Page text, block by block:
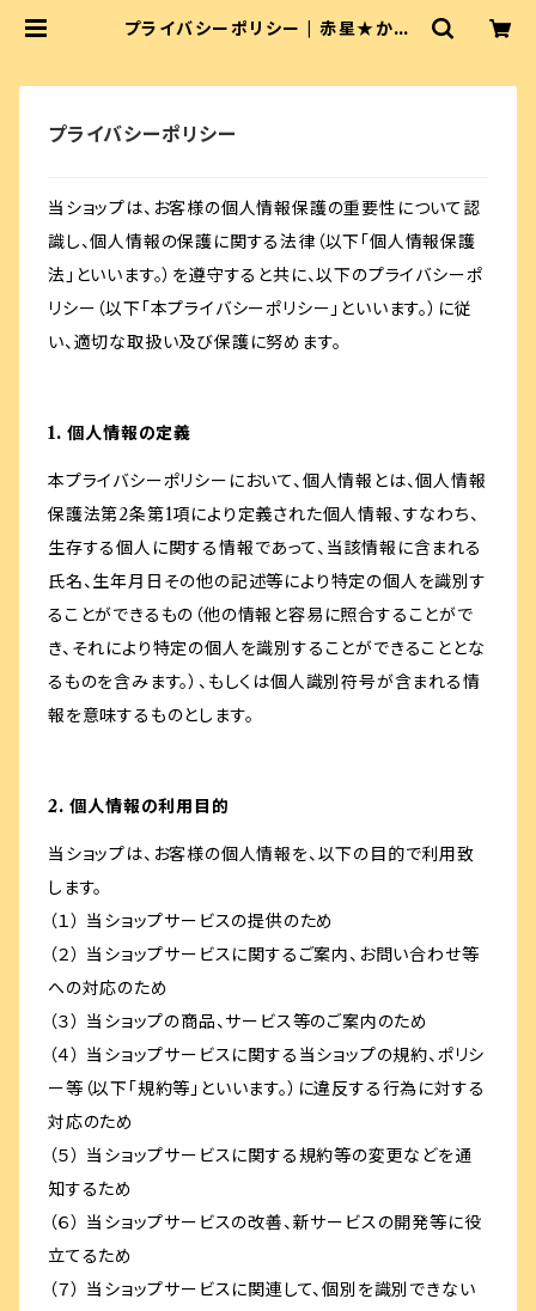
プライバシーポリシー | 赤星★かな
プライバシーポリシー
当ショップは、お客様の個人情報保護の重要性について認
識し、個人情報の保護に関する法律（以下「個人情報保護
法」といいます。）を遵守すると共に、以下のプライバシーポ
リシー（以下「本プライバシーポリシー」といいます。）に従
い、適切な取扱い及び保護に努めます。
1. 個人情報の定義
本プライバシーポリシーにおいて、個人情報とは、個人情報
保護法第2条第1項により定義された個人情報、すなわち、
生存する個人に関する情報であって、当該情報に含まれる
氏名、生年月日その他の記述等により特定の個人を識別す
ることができるもの（他の情報と容易に照合することがで
き、それにより特定の個人を識別することができることとな
るものを含みます。）、もしくは個人識別符号が含まれる情
報を意味するものとします。
2. 個人情報の利用目的
当ショップは、お客様の個人情報を、以下の目的で利用致
します。
（１） 当ショップサービスの提供のため
（２） 当ショップサービスに関するご案内、お問い合わせ等
への対応のため
（３） 当ショップの商品、サービス等のご案内のため
（４） 当ショップサービスに関する当ショップの規約、ポリシ
ー等（以下「規約等」といいます。）に違反する行為に対する
対応のため
（５） 当ショップサービスに関する規約等の変更などを通
知するため
（６） 当ショップサービスの改善、新サービスの開発等に役
立てるため
（７） 当ショップサービスに関連して、個別を識別できない